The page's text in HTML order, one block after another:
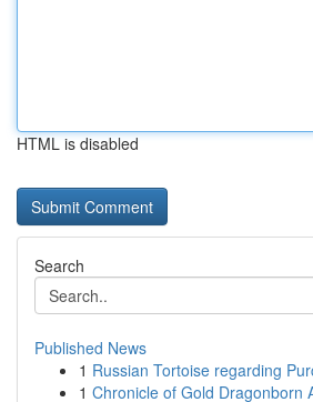
HTML is disabled
Search
Published News
1 Russian Tortoise regarding
1 Chronicle of Gold Dragonborn